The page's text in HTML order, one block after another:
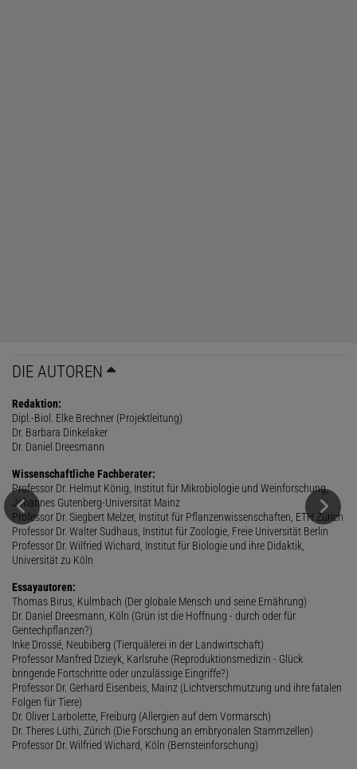
DIE AUTOREN
Redaktion:
Dipl.-Biol. Elke Brechner (Projektleitung)
Dr. Barbara Dinkelaker
Dr. Daniel Dreesmann
Wissenschaftliche Fachberater:
Professor Dr. Helmut König, Institut für Mikrobiologie und Weinforschung,
Johannes Gutenberg-Universität Mainz
Professor Dr. Siegbert Melzer, Institut für Pflanzenwissenschaften, ETH Zürich
Professor Dr. Walter Sudhaus, Institut für Zoologie, Freie Universität Berlin
Professor Dr. Wilfried Wichard, Institut für Biologie und ihre Didaktik,
Universität zu Köln
Essayautoren:
Thomas Birus, Kulmbach (Der globale Mensch und seine Ernährung)
Dr. Daniel Dreesmann, Köln (Grün ist die Hoffnung - durch oder für
Gentechpflanzen?)
Inke Drossé, Neubiberg (Tierquälerei in der Landwirtschaft)
Professor Manfred Dzieyk, Karlsruhe (Reproduktionsmedizin - Glück
bringende Fortschritte oder unzulässige Eingriffe?)
Professor Dr. Gerhard Eisenbeis, Mainz (Lichtverschmutzung und ihre fatalen
Folgen für Tiere)
Dr. Oliver Larbolette, Freiburg (Allergien auf dem Vormarsch)
Dr. Theres Lüthi, Zürich (Die Forschung an embryonalen Stammzellen)
Professor Dr. Wilfried Wichard, Köln (Bernsteinforschung)